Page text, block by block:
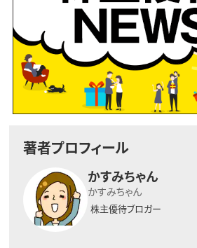
著者プロフィール
かすみちゃん
かすみちゃん
株主優待ブロガー